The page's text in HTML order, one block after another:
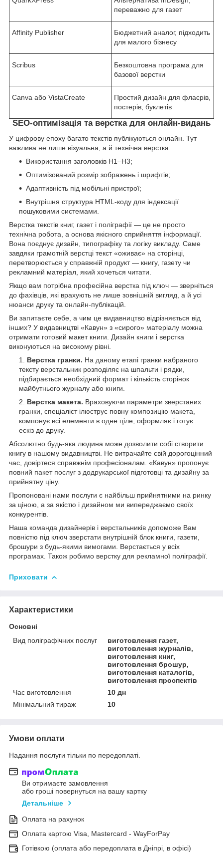
переважно для газет
Affinity Publisher
Бюджетний аналог, підходить
для малого бізнесу
Scribus
Безкоштовна програма для
базової верстки
Canva або VistaCreate
Простий дизайн для флаєрів,
постерів, буклетів
SEO-оптимізація та верстка для онлайн-видань
У цифрову епоху багато текстів публікуються онлайн. Тут
важлива не лише візуальна, а й технічна верстка:
Використання заголовків H1–H3;
Оптимізований розмір зображень і шрифтів;
Адаптивність під мобільні пристрої;
Внутрішня структура HTML-коду для індексації
пошуковими системами.
Верстка текстів книг, газет і поліграфії — це не просто
технічна робота, а основа якісного сприйняття інформації.
Вона поєднує дизайн, типографіку та логіку викладу. Саме
завдяки грамотній верстці текст «оживає» на сторінці,
перетворюється у справжній продукт — книгу, газету чи
рекламний матеріал, який хочеться читати.
Якщо вам потрібна професійна верстка під ключ — зверніться
до фахівців, які врахують не лише зовнішній вигляд, а й усі
нюанси друку та онлайн-публікацій.
Ви запитаєте себе, а чим це видавництво відрізняється від
інших? У видавництві «Кавун» з «сирого» матеріалу можна
отримати готовий макет книги. Дизайн книги і верстка
виконуються на високому рівні.
Верстка гранки. На даному етапі гранки набраного
тексту верстальник розподіляє на шпальти і рядки,
підбирається необхідний формат і кількість сторінок
майбутнього журналу або книги.
Верстка макета. Враховуючи параметри зверстаних
гранки, спеціаліст ілюструє повну композицію макета,
компонує всі елементи в одне ціле, оформляє і готує
ескіз до друку.
Абсолютно будь-яка людина може дозволити собі створити
книгу в нашому видавництві. Не витрачайте свій дорогоцінний
час, довіртеся справжнім професіоналам. «Кавун» пропонує
повний пакет послуг з додрукарської підготовці та дизайну за
прийнятну ціну.
Пропоновані нами послуги є найбільш прийнятними на ринку
за ціною, а за якістю і дизайном ми випереджаємо своїх
конкурентів.
Наша команда дизайнерів і верстальників допоможе Вам
повністю під ключ зверстати внутрішній блок книги, газети,
брошури з будь-якими вимогами. Верстається у всіх
програмах. Також робимо верстку для рекламної поліграфії.
Приховати
Характеристики
Основні
Вид поліграфічних послуг
виготовлення газет,
виготовлення журналів,
виготовлення книг,
виготовлення брошур,
виготовлення каталогів,
виготовлення проспектів
Час виготовлення
10 дн
Мінімальний тираж
10
Умови оплати
Надання послуги тільки по передоплаті.
Ви отримаєте замовлення
або гроші повернуться на вашу картку
Детальніше
Оплата на рахунок
Оплата картою Visa, Mastercard - WayForPay
Готівкою (оплата або передоплата в Дніпрі, в офісі)